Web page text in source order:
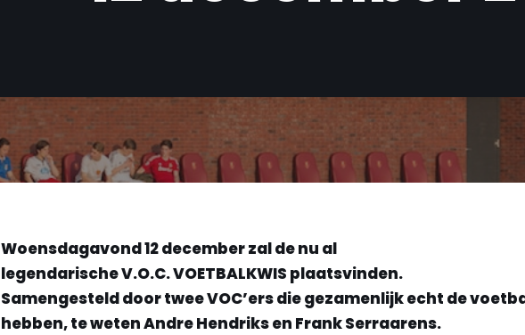
Woensdagavond 12 december zal de nu al
legendarische V.O.C. VOETBALKWIS plaatsvinden.
Samengesteld door twee VOC’ers die gezamenlijk echt de
hebben, te weten Andre Hendriks en Frank Serraarens.